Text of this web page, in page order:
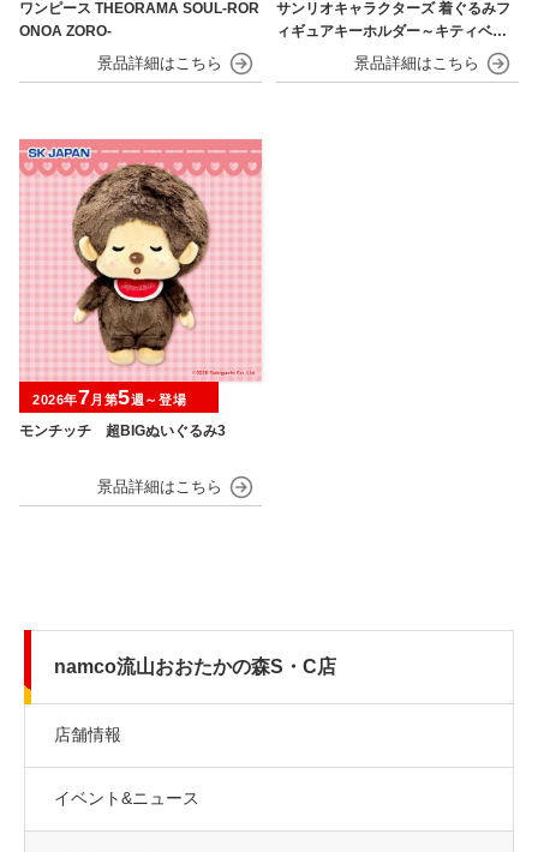
ワンピース THEORAMA SOUL-ROR
ONOA ZORO-
サンリオキャラクターズ 着ぐるみフ
ィギュアキーホルダー～キティベアv
モンチッチ 超BIGぬいぐるみ3
2026年7月第5週～登場
namco流山おおたかの森S・C店
店舗情報
イベント&ニュース